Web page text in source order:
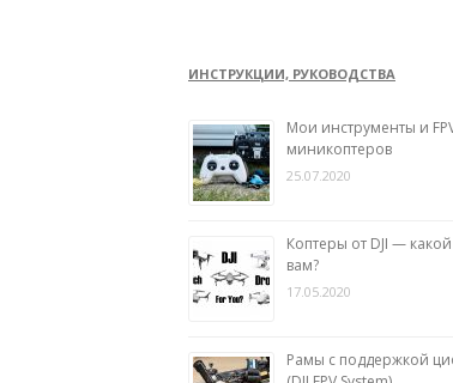
ИНСТРУКЦИИ, РУКОВОДСТВА
Мои инструменты и
миникоптеров
25.07.2020
Коптеры от DJI —
вам?
17.05.2020
Рамы с поддержкой